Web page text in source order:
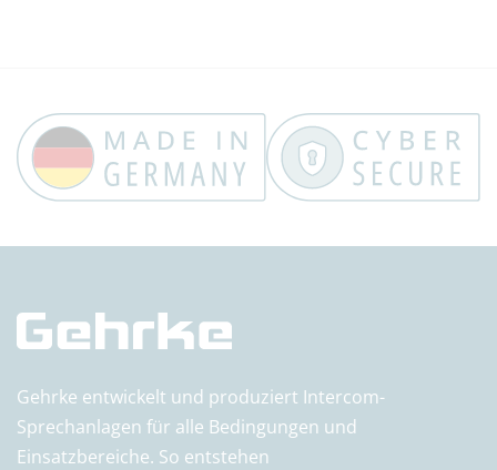
Trust Banner
Gehrke entwickelt und produziert Intercom-
Sprechanlagen für alle Bedingungen und
Einsatzbereiche. So entstehen